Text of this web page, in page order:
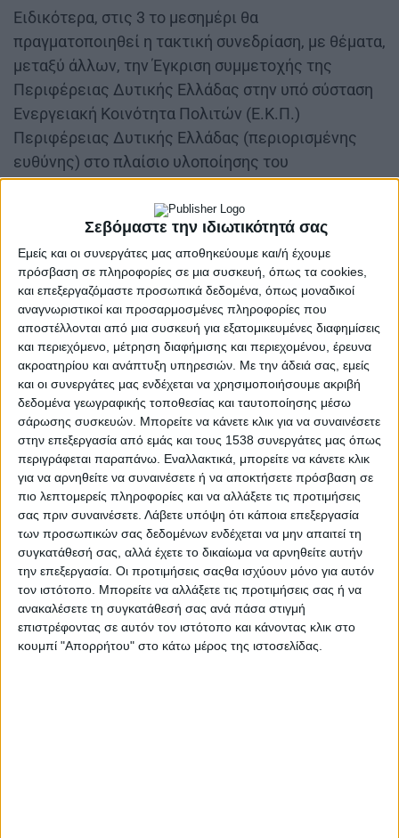
Σεβόμαστε την ιδιωτικότητά σας
Εμείς και οι συνεργάτες μας αποθηκεύουμε και/ή έχουμε
πρόσβαση σε πληροφορίες σε μια συσκευή, όπως τα cookies,
και επεξεργαζόμαστε προσωπικά δεδομένα, όπως μοναδικοί
αναγνωριστικοί και προσαρμοσμένες πληροφορίες που
αποστέλλονται από μια συσκευή για εξατομικευμένες διαφημίσεις
και περιεχόμενο, μέτρηση διαφήμισης και περιεχομένου, έρευνα
ακροατηρίου και ανάπτυξη υπηρεσιών. Με την άδειά σας, εμείς
και οι συνεργάτες μας ενδέχεται να χρησιμοποιήσουμε ακριβή
δεδομένα γεωγραφικής τοποθεσίας και ταυτοποίησης μέσω
σάρωσης συσκευών. Μπορείτε να κάνετε κλικ για να συναινέσετε
στην επεξεργασία από εμάς και τους 1538 συνεργάτες μας όπως
περιγράφεται παραπάνω. Εναλλακτικά, μπορείτε να κάνετε κλικ
για να αρνηθείτε να συναινέσετε ή να αποκτήσετε πρόσβαση σε
πιο λεπτομερείς πληροφορίες και να αλλάξετε τις προτιμήσεις
σας πριν συναινέσετε. Λάβετε υπόψη ότι κάποια επεξεργασία
των προσωπικών σας δεδομένων ενδέχεται να μην απαιτεί τη
συγκατάθεσή σας, αλλά έχετε το δικαίωμα να αρνηθείτε αυτήν
την επεξεργασία. Οι προτιμήσεις σαςθα ισχύουν μόνο για αυτόν
τον ιστότοπο. Μπορείτε να αλλάξετε τις προτιμήσεις σας ή να
ανακαλέσετε τη συγκατάθεσή σας ανά πάσα στιγμή
επιστρέφοντας σε αυτόν τον ιστότοπο και κάνοντας κλικ στο
κουμπί "Απορρήτου" στο κάτω μέρος της ιστοσελίδας.
Ειδικότερα, στις 3 το μεσημέρι θα
πραγματοποιηθεί η τακτική συνεδρίαση, με θέματα,
μεταξύ άλλων, την Έγκριση συμμετοχής της
Περιφέρειας Δυτικής Ελλάδας στην υπό σύσταση
Ενεργειακή Κοινότητα Πολιτών (Ε.Κ.Π.)
Περιφέρειας Δυτικής Ελλάδας (περιορισμένης
ευθύνης) στο πλαίσιο υλοποίησης του
Προγράμματος «Απόλλων», όπως επίσης την
Έγκριση Ε’ τροποποίησης του προϋπολογισμού της
Περιφέρειας Δυτικής Ελλάδας έτους 2024.
Στις 5 μ.μ θα ακολουθήσει η ειδική συνεδρίαση με
θέμα την Έγκριση του Προϋπολογισμού της
Περιφέρειας Δυτικής Ελλάδας Οικονομικού έτους
2025 και του πίνακα Στοχοθεσίας Οικονομικών
Αποτελεσμάτων.
Η συνεδρίαση θα μεταδοθεί ζωντανά μέσω
υπηρεσίας livestreaming από το σύνδεσμο:
diavlos.grnet.gr